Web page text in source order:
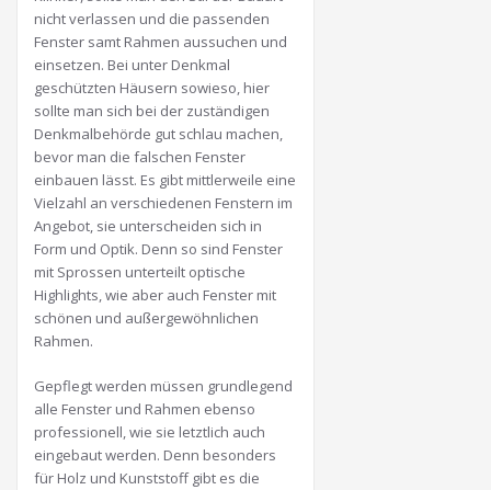
nicht verlassen und die passenden
Fenster samt Rahmen aussuchen und
einsetzen. Bei unter Denkmal
geschützten Häusern sowieso, hier
sollte man sich bei der zuständigen
Denkmalbehörde gut schlau machen,
bevor man die falschen Fenster
einbauen lässt. Es gibt mittlerweile eine
Vielzahl an verschiedenen Fenstern im
Angebot, sie unterscheiden sich in
Form und Optik. Denn so sind Fenster
mit Sprossen unterteilt optische
Highlights, wie aber auch Fenster mit
schönen und außergewöhnlichen
Rahmen.
Gepflegt werden müssen grundlegend
alle Fenster und Rahmen ebenso
professionell, wie sie letztlich auch
eingebaut werden. Denn besonders
für Holz und Kunststoff gibt es die